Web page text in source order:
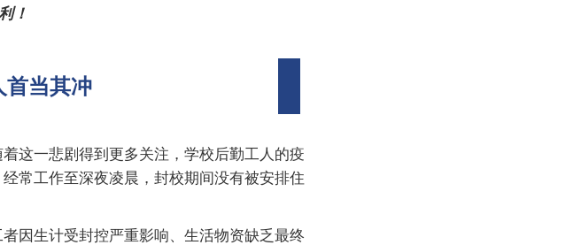
！
首当其冲
着这一悲剧得到更多关注，学校后勤工人的疫
常工作至深夜凌晨，封校期间没有被安排住
因生计受封控严重影响、生活物资缺乏最终